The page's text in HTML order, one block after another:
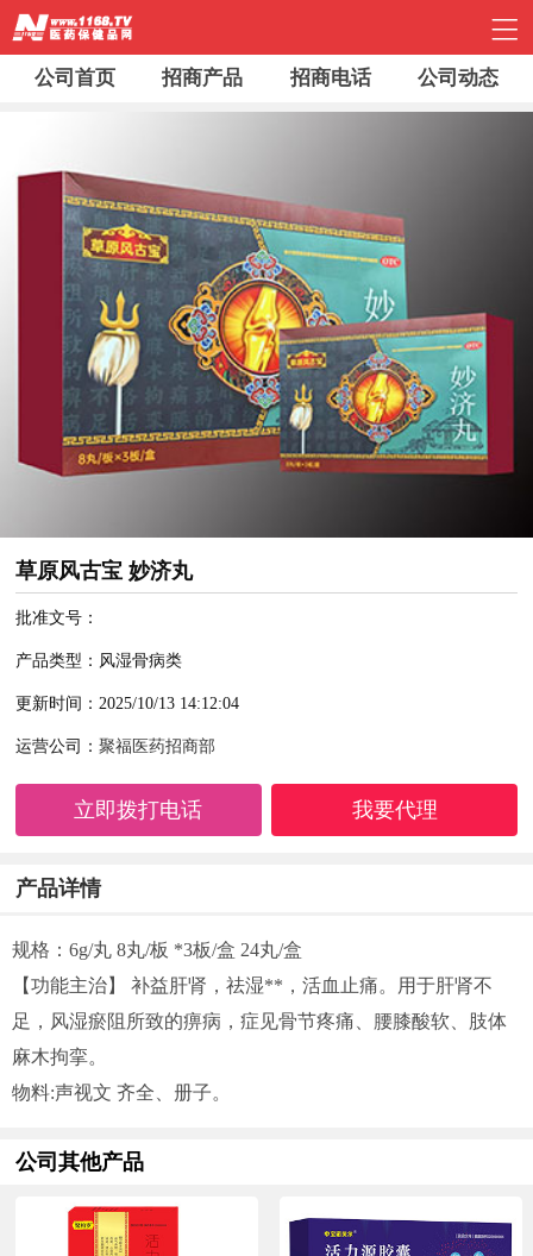
公司首页 招商产品 招商电话 公司动态
草原风古宝 妙济丸
批准文号：
产品类型：风湿骨病类
更新时间：2025/10/13 14:12:04
运营公司：聚福医药招商部
立即拨打电话 我要代理
产品详情
规格：6g/丸 8丸/板 *3板/盒 24丸/盒
【功能主治】 补益肝肾，祛湿**，活血止痛。用于肝肾不
足，风湿瘀阻所致的痹病，症见骨节疼痛、腰膝酸软、肢体
麻木拘挛。
物料:声视文 齐全、册子。
公司其他产品